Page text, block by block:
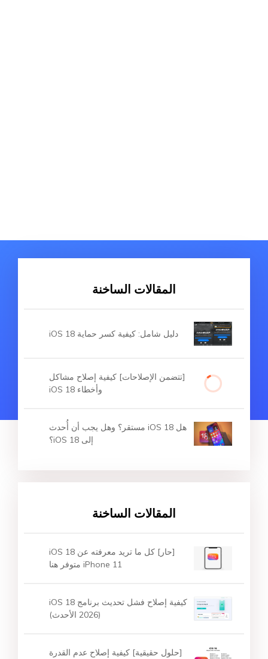
المقالات الساخنة
دليل شامل: كيفية كسر حماية iOS 18
[تتضمن الإصلاحات] كيفية إصلاح مشاكل
وأخطاء iOS 18
هل iOS 18 مستقر؟ وهل يجب أن أُحدث
إلى iOS 18؟
المقالات الساخنة
[حار] كل ما تريد معرفته عن iOS 18
iPhone 11 متوفر هنا
كيفية إصلاح فشل تحديث برنامج iOS 18
(2026 الأحدث)
[حلول حقيقية] كيفية إصلاح عدم القدرة